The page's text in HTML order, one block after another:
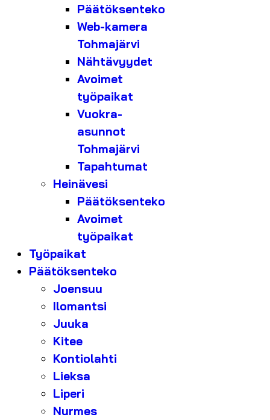
Päätöksenteko
Web-kamera
Tohmajärvi
Nähtävyydet
Avoimet
työpaikat
Vuokra-
asunnot
Tohmajärvi
Tapahtumat
Heinävesi
Päätöksenteko
Avoimet
työpaikat
Työpaikat
Päätöksenteko
Joensuu
Ilomantsi
Juuka
Kitee
Kontiolahti
Lieksa
Liperi
Nurmes